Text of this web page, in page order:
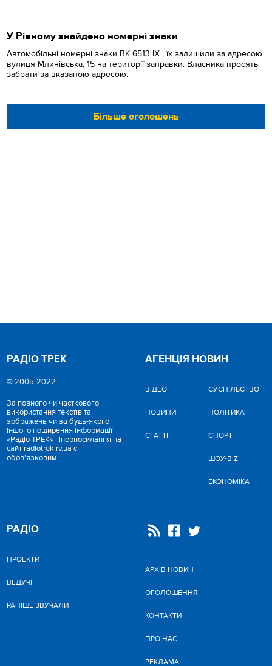
У Рівному знайдено номерні знаки
Автомобільні номерні знаки BK 6513 IX , їх залишили за адресою
вулиця Млинівська, 15 на території заправки. Власника просять
забрати за вказаною адресою.
Більше оголошень
РАДІО ТРЕК
© 2005-2022
За повного чи часткового
використання текстів та
зображень чи за будь-якого
іншого поширення інформації
«Радіо ТРЕК» гіперпосилання на
сайт radiotrek.rv.ua є
обов'язковим.
АГЕНЦІЯ НОВИН
ВІДЕО
НОВИНИ
СТАТТІ
CУСПІЛЬСТВО
ПОЛІТИКА
СПОРТ
ШОУ-BIZ
ЕКОНОМІКА
РАДІО
ПРОЕКТИ
ВЕДУЧІ
РАНІШЕ ЗВУЧАЛИ
АРХІВ НОВИН
ОГОЛОШЕННЯ
КОНТАКТИ
ПРО НАС
РЕКЛАМА